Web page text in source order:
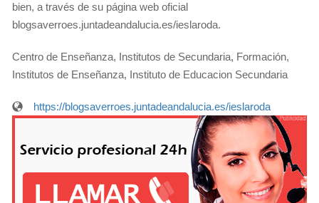
bien, a través de su página web oficial
blogsaverroes.juntadeandalucia.es/ieslaroda.
Centro de Enseñanza, Institutos de Secundaria, Formación,
Institutos de Enseñanza, Instituto de Educacion Secundaria
https://blogsaverroes.juntadeandalucia.es/ieslaroda